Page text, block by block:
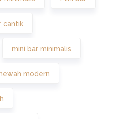
cantik
mini bar minimalis
modern